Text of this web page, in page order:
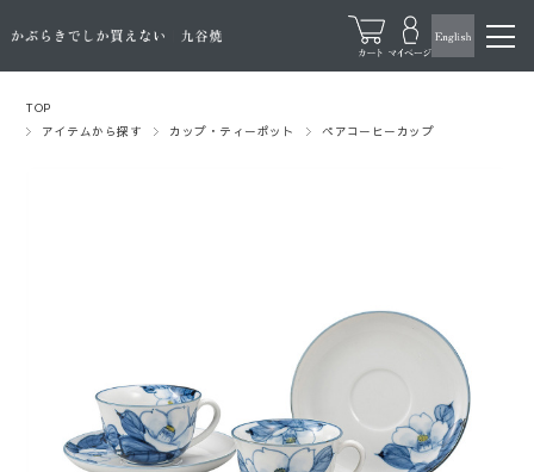
TOP
アイテムから探す
カップ・ティーポット ペアコーヒーカップ